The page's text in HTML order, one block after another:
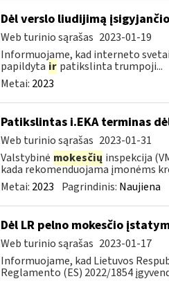
Dėl verslo liudijimą
Web turinio sąrašas 2023-01-19
Informuojame, kad interneto
papildyta ir patikslinta trumpoji...
Metai: 2023
Patikslintas i.EKA terminas
Web turinio sąrašas 2023-01-31
Valstybinė mokesčių inspekcija
kada rekomenduojama įmonėms
Metai: 2023 Pagrindinis: Naujiena
Dėl LR pelno mokesčio
Web turinio sąrašas 2023-01-17
Informuojame, kad Lietuvos
Reglamento (ES) 2022/1854